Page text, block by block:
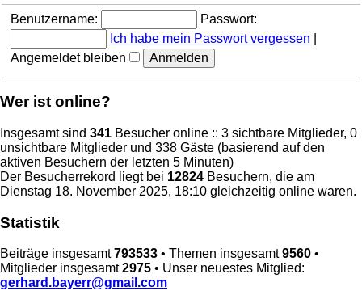
Benutzername:
Passwort:
Ich habe mein Passwort vergessen
Angemeldet bleiben
Wer ist online?
Insgesamt sind 341 Besucher online :: 3 sichtbare Mitglieder, 0
unsichtbare Mitglieder und 338 Gäste (basierend auf den
aktiven Besuchern der letzten 5 Minuten)
Der Besucherrekord liegt bei 12824 Besuchern, die am
Dienstag 18. November 2025, 18:10 gleichzeitig online waren.
Statistik
Beiträge insgesamt793533 • Themen insgesamt9560 •
Mitglieder insgesamt2975 • Unser neuestes Mitglied:
gerhard.bayerr@gmail.com